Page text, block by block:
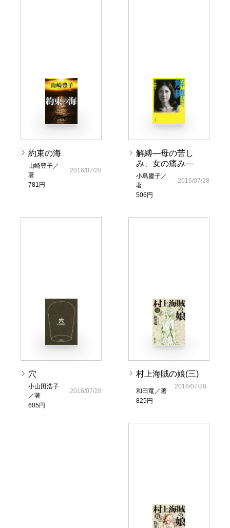
約束の海
山崎豊子／
著
781円
2016/07/28
解縛―母の苦し
み、女の痛み―
小島慶子／
著
506円
2016/07/28
穴
小山田浩子
／著
605円
2016/07/28
村上海賊の娘(三)
和田竜／著
825円
2016/07/28